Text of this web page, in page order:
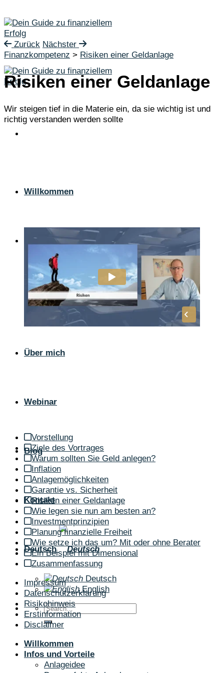
Inhalt
springen
Willkommen
Infos und Vorteile
Anlageidee
Das perfekte Anlagekonzept
Cost Average Effekt
Reporting und Portfoliocheck
Wunschportfolio
Preismodell
Über mich
Webinar
Blog
Kontakt
Deutsch
Deutsch
English
Zurück Nächster
Finanzkompetenz > Risiken einer Geldanlage
Risiken einer Geldanlage
Wir steigen tief in die Materie ein, da sie wichtig ist und
richtig verstanden werden sollte
Vorstellung
Ziele des Vortrages
Warum sollten Sie Geld anlegen?
Inflation
Anlagemöglichkeiten
Garantie vs. Sicherheit
Risiken einer Geldanlage
Wie legen sie nun am besten an?
Investmentprinzipien
Planung finanzielle Freiheit
Wie setze ich das um? Mit oder ohne Berater
Ein Beispiel mit Dimensional
Zusammenfassung
Impressum
Datenschutzerklärung
Risikohinweis
Erstinformation
Disclaimer
Willkommen
Infos und Vorteile
Anlageidee